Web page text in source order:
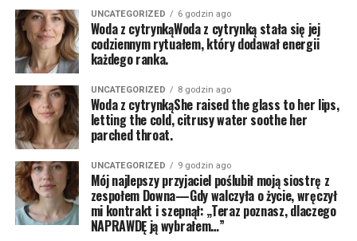
UNCATEGORIZED 6 godzin ago
Woda z cytrynkąWoda z cytrynką stała się jej
codziennym rytuałem, który dodawał energii
każdego ranka.
UNCATEGORIZED 8 godzin ago
Woda z cytrynkąShe raised the glass to her lips,
letting the cold, citrusy water soothe her
parched throat.
UNCATEGORIZED 9 godzin ago
Mój najlepszy przyjaciel poślubił moją siostrę z
zespołem Downa—Gdy walczyła o życie, wręczył
mi kontrakt i szepnął: „Teraz poznasz, dlaczego
NAPRAWDĘ ją wybrałem…”